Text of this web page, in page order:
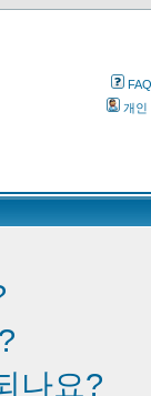
FAQ
개인
나요?